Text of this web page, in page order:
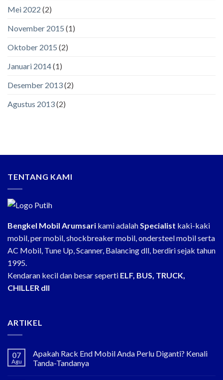
Mei 2022 (2)
November 2015 (1)
Oktober 2015 (2)
Januari 2014(1)
Desember 2013(2)
Agustus 2013(2)
TENTANG KAMI
Bengkel Mobil Arumsari kami adalahSpecialist kaki-kaki
mobil, per mobil, shockbreaker mobil, ondersteel mobil serta
AC Mobil, Tune Up, Scanner, Balancing dll, berdiri sejak tahun
1995.
Kendaran kecil dan besar seperti ELF, BUS, TRUCK,
CHILLER dll
ARTIKEL
07
Agu
Apakah Rack End Mobil Anda Perlu Diganti? Kenali
Tanda-Tandanya